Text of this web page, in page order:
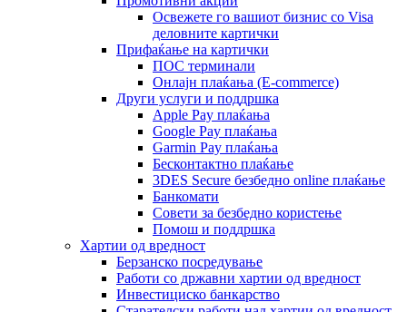
Освежете го вашиот бизнис со Visa
деловните картички
Прифаќање на картички
ПОС терминали
Онлајн плаќања (Е-commerce)
Други услуги и поддршка
Apple Pay плаќања
Google Pay плаќања
Garmin Pay плаќања
Бесконтактно плаќање
3DES Secure безбедно online плаќање
Банкомати
Совети за безбедно користење
Помош и поддршка
Хартии од вредност
Берзанско посредување
Работи со државни хартии од вредност
Инвестициско банкарство